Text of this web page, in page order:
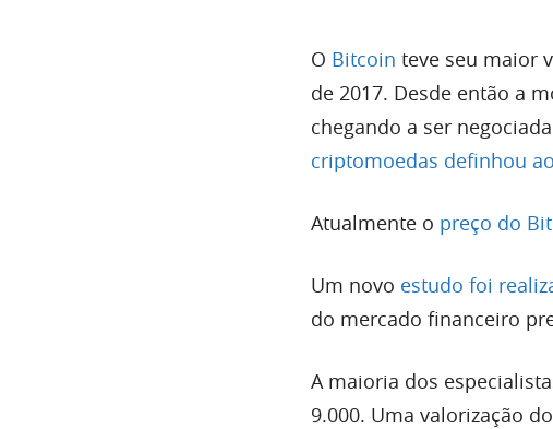
O Bitcoin teve seu maior
de 2017. Desde então a
chegando a ser
criptomoedas definhou
Atualmente o preço do
Um novo estudo foi
do mercado financeiro
A maioria dos
9.000. Uma valorização